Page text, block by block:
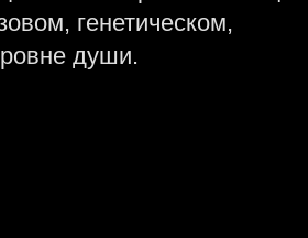
генетическом,
души.